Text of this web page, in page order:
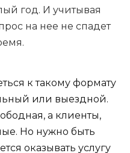
год. И учитывая
на нее не спадет
к такому формату
или выездной.
а клиенты,
Но нужно быть
оказывать услугу